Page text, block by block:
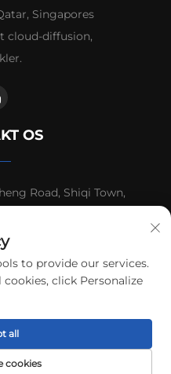
Singapores
cloud-diffusion,
OS
Road, Shiqi Town,
co.,ltd. Alle
to provide our services.
click Personalize
cookies
all